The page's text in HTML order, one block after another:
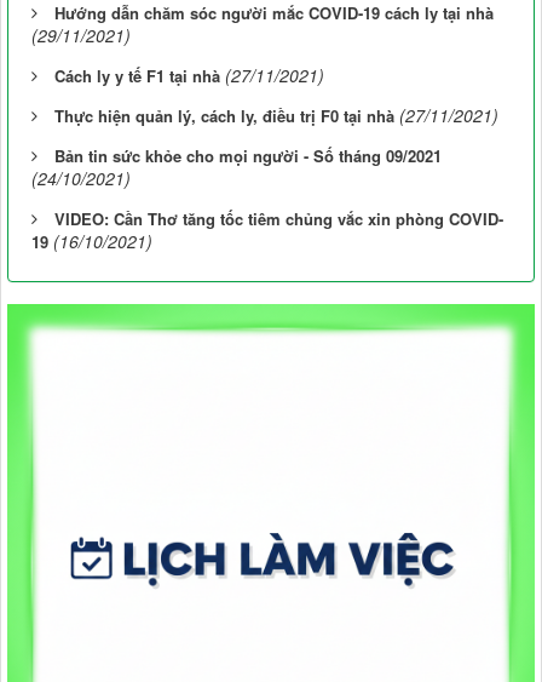
Hướng dẫn chăm sóc người mắc COVID-19 cách ly tại nhà
(29/11/2021)
Cách ly y tế F1 tại nhà (27/11/2021)
Thực hiện quản lý, cách ly, điều trị F0 tại nhà (27/11/2021)
Bản tin sức khỏe cho mọi người - Số tháng 09/2021
(24/10/2021)
VIDEO: Cần Thơ tăng tốc tiêm chủng vắc xin phòng COVID-
19 (16/10/2021)